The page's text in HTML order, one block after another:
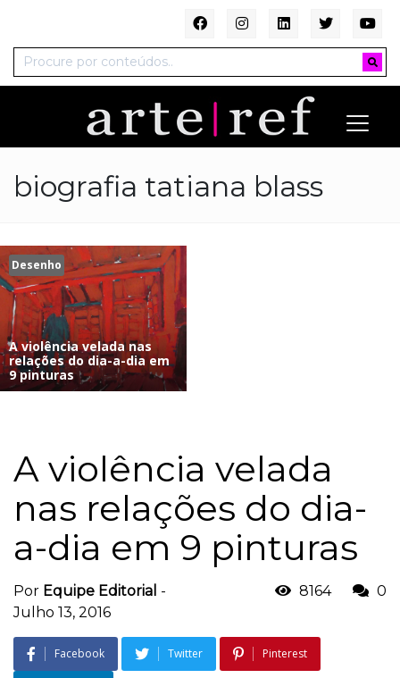
biografia tatiana blass
Desenho
A violência velada nas
relações do dia-a-dia em
9 pinturas
A violência velada
nas relações do dia-
a-dia em 9 pinturas
Por Equipe Editorial -
Julho 13, 2016
8164 0
Facebook Twitter Pinterest